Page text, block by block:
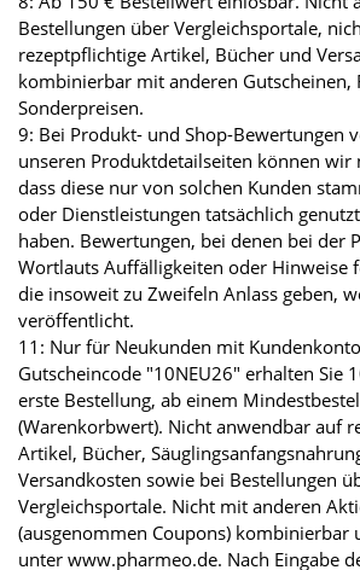
Bestellungen über Vergleichsportale,
rezeptpflichtige Artikel, Bücher und
kombinierbar mit anderen Gutscheinen,
Sonderpreisen.
9: Bei Produkt- und Shop-Bewertungen
unseren Produktdetailseiten können wir
dass diese nur von solchen Kunden
oder Dienstleistungen tatsächlich
haben. Bewertungen, bei denen bei der
Wortlauts Auffälligkeiten oder Hinweise
die insoweit zu Zweifeln Anlass geben,
veröffentlicht.
11: Nur für Neukunden mit
Gutscheincode "10NEU26" erhalten Sie
erste Bestellung, ab einem
(Warenkorbwert). Nicht anwendbar auf
Artikel, Bücher,
Versandkosten sowie bei Bestellungen
Vergleichsportale. Nicht mit anderen
(ausgenommen Coupons) kombinierbar
unter www.pharmeo.de. Nach Eingabe